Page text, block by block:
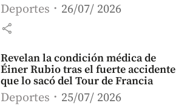
Deportes 26/07/ 2026
share
Revelan la condición médica de
Éiner Rubio tras el fuerte accidente
que lo sacó del Tour de Francia
Deportes 25/07/ 2026